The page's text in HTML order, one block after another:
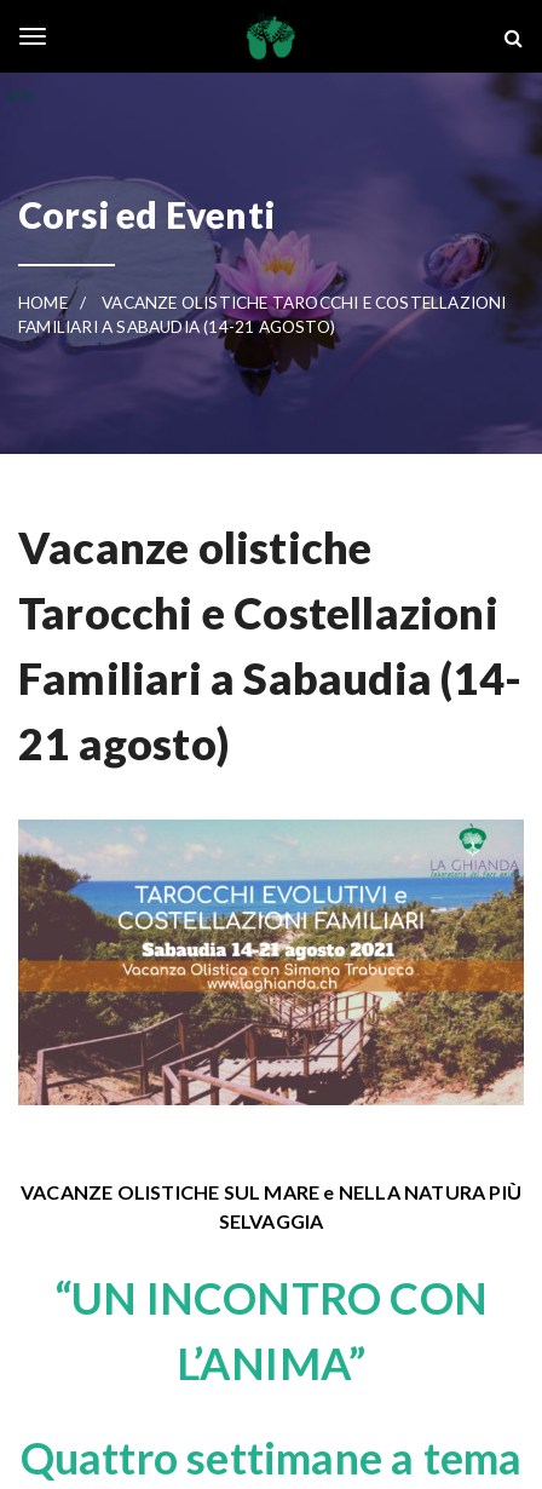
Corsi ed Eventi
HOME
VACANZE OLISTICHE TAROCCHI E COSTELLAZIONI
FAMILIARI A SABAUDIA (14-21 AGOSTO)
Vacanze olistiche
Tarocchi e Costellazioni
Familiari a Sabaudia (14-
21 agosto)
VACANZE OLISTICHE SUL MARE e NELLA NATURA PIÙ
SELVAGGIA
“UN INCONTRO CON
L’ANIMA”
Quattro settimane a tema